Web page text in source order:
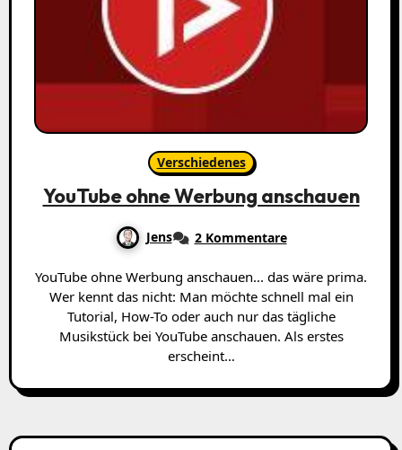
Verschiedenes
YouTube ohne Werbung anschauen
Jens 2 Kommentare
YouTube ohne Werbung anschauen... das wäre prima.
Wer kennt das nicht: Man möchte schnell mal ein
Tutorial, How-To oder auch nur das tägliche
Musikstück bei YouTube anschauen. Als erstes
erscheint…